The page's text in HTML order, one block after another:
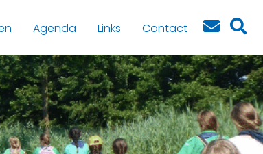
Agenda Links Contact